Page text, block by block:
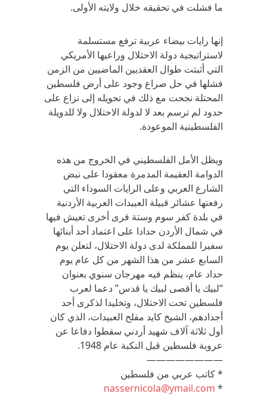
ما فشلت في تحقيقه خلال ولايته الأولى.
إنها رايات بيضاء عربية ترفع مستسلمة
لاستراتيجية دولة الاحتلال وراعيها الأمريكي
التي أثبتت طوال العقديين الماضيين من الزمن
فشلها في حل صراع وجود على أرض فلسطين
المحتلة نجحت مع ذلك في تحويله إلى نزاع على
حدود لم ترسم بعد لا لدولة الاحتلال ولا للدويلة
الفلسطينية الموعودة.
ويظل الأمل الفلسطيني في الخروج من هذه
الدوامة العقيمة المدمرة معقودا على نبض
الشارع العربي وعلى الرايات السوداء التي
رفعتها عشائر قبيلة العبيدات العربية الأردنية
في بلدة كفر سوم وستة قرى أخرى تعيش فيها
في شمال الأردن حدادا على اعتماد أحد أبنائها
سفيرا للمملكة لدى دولة الاحتلال، لتعلن يوم
السابع عشر من هذا الشهر من كل عام يوم
حداد عام، ينظم فيه مهرجان سنوي بعنوان
“لبيك يا أقصى لبيك يا قدس” دعما لعرب
فلسطين تحت الاحتلال، وتخليدا لذكرى أحد
أجدادهم، الشيخ كايد مفلح العبيدات، الذي كان
أول ثلاثة آلاف شهيد أردني سقطوا دفاعا عن
عروبة فلسطين قبل النكبة عام 1948.
————————
* كاتب عربي من فلسطين
*
nassernicola@ymail.com